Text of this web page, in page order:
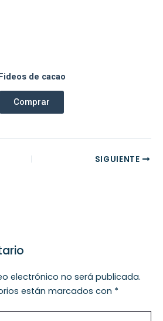
de cacao
Comprar
SIGUIENTE
electrónico no será publicada.
están marcados con *